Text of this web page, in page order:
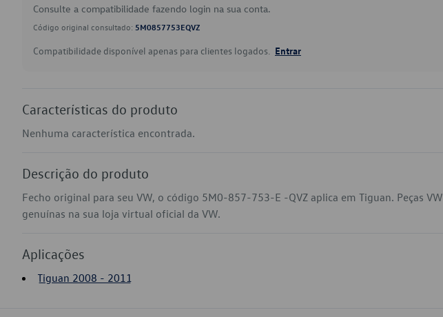
Consulte a compatibilidade fazendo login na sua conta.
Código original consultado: 5M0857753EQVZ
Compatibilidade disponível apenas para clientes logados. Entrar
Características do produto
Nenhuma característica encontrada.
Descrição do produto
Fecho original para seu VW, o código 5M0-857-753-E -QVZ aplica em Tiguan. Peças VW
genuínas na sua loja virtual oficial da VW.
Aplicações
Tiguan 2008 - 2011